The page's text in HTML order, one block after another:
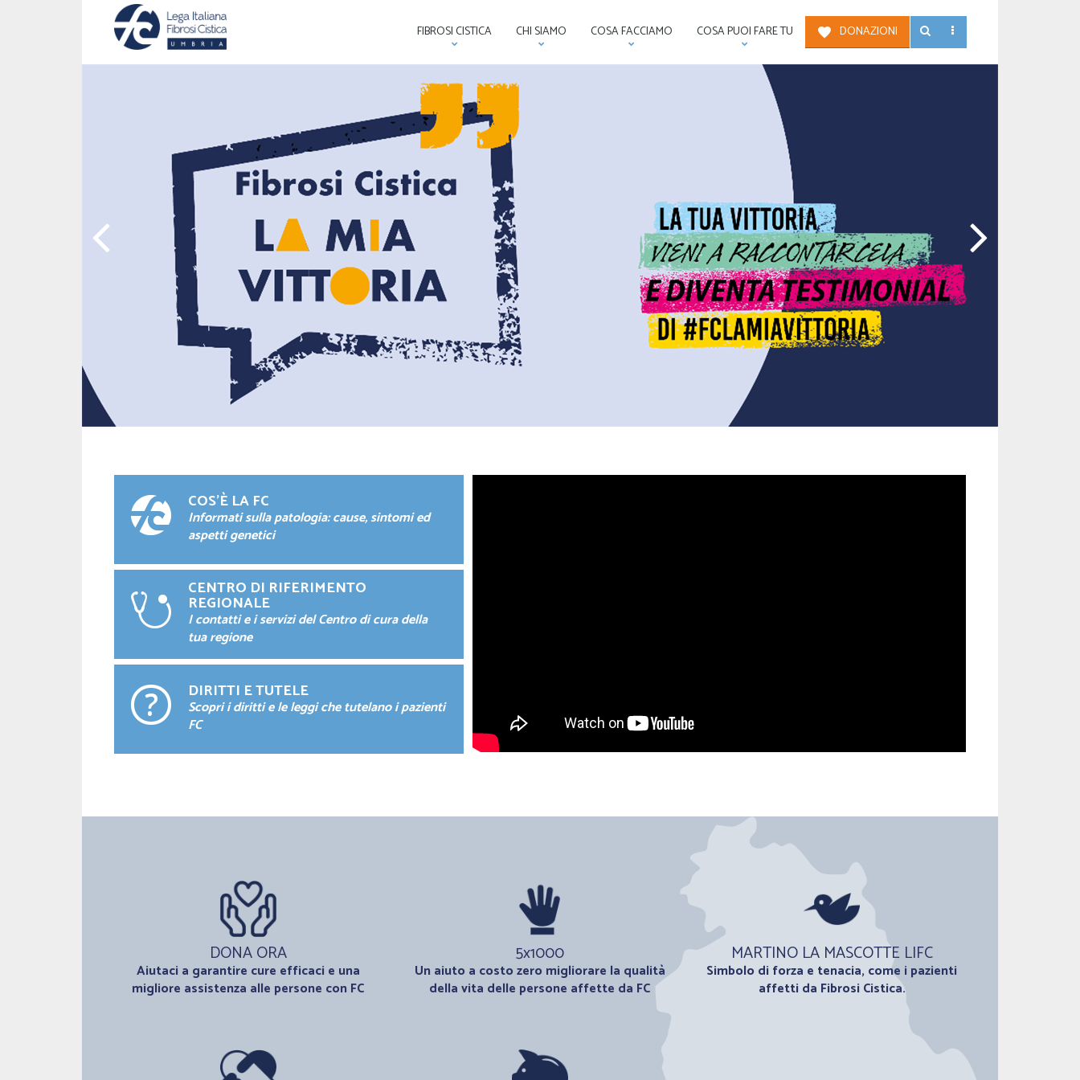
FIBROSI CISTICA CHI SIAMO COSA FACCIAMO COSA PUOI FARE TU DONAZIONI
COS'È LA FC
Informati sulla patologia: cause, sintomi ed
aspetti genetici
CENTRO DI RIFERIMENTO
REGIONALE
I contatti e i servizi del Centro di cura della
tua regione
DIRITTI E TUTELE
Scopri i diritti e le leggi che tutelano i pazienti
FC
DONA ORA
Aiutaci a garantire cure efficaci e una
migliore assistenza alle persone con FC
5x1000
Un aiuto a costo zero migliorare la qualità
della vita delle persone affette da FC
MARTINO LA MASCOTTE LIFC
Simbolo di forza e tenacia, come i pazienti
affetti da Fibrosi Cistica.